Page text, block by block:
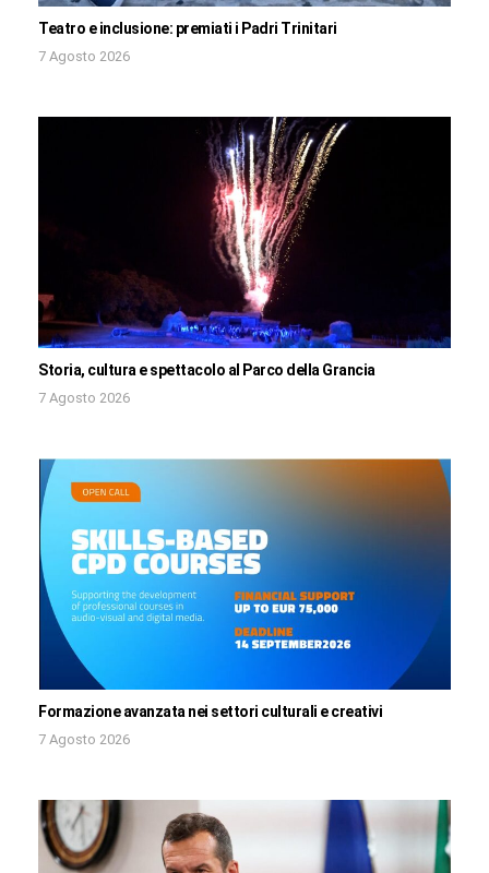
Teatro e inclusione: premiati i Padri Trinitari
7 Agosto 2026
Storia, cultura e spettacolo al Parco della Grancia
7 Agosto 2026
Formazione avanzata nei settori culturali e creativi
7 Agosto 2026